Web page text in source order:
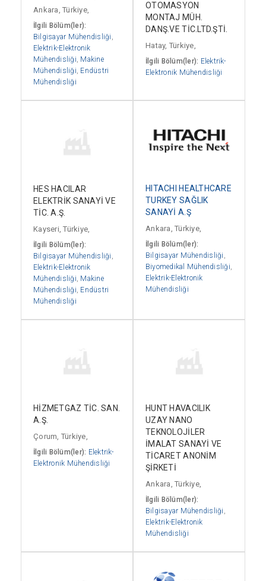
Ankara, Türkiye,
İlgili Bölüm(ler):
Bilgisayar Mühendisliği ,
Elektrik-Elektronik
Mühendisliği, Makine
Mühendisliği, Endüstri
Mühendisliği
OTOMASYON
MONTAJ MÜH.
DANŞ.VE TİC.LTD.ŞTİ.
Hatay, Türkiye,
İlgili Bölüm(ler): Elektrik-
Elektronik Mühendisliği
HES HACILAR
ELEKTRİK SANAYİ VE
TİC. A.Ş.
Kayseri, Türkiye,
İlgili Bölüm(ler):
Bilgisayar Mühendisliği ,
Elektrik-Elektronik
Mühendisliği, Makine
Mühendisliği, Endüstri
Mühendisliği
HITACHI HEALTHCARE
TURKEY SAĞLIK
SANAYİ A.Ş
Ankara, Türkiye,
İlgili Bölüm(ler):
Bilgisayar Mühendisliği ,
Biyomedikal Mühendisliği,
Elektrik-Elektronik
Mühendisliği
HİZMETGAZ TİC. SAN.
A.Ş.
Çorum, Türkiye,
İlgili Bölüm(ler): Elektrik-
Elektronik Mühendisliği
HUNT HAVACILIK
UZAY NANO
TEKNOLOJİLER
İMALAT SANAYİ VE
TİCARET ANONİM
ŞİRKETİ
Ankara, Türkiye,
İlgili Bölüm(ler):
Bilgisayar Mühendisliği ,
Elektrik-Elektronik
Mühendisliği